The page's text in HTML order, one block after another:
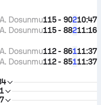
10:47
2
115 - 90
A. Dosunmu
11:16
2
115 - 88
A. Dosunmu
11:37
1
112 - 86
A. Dosunmu
11:37
1
112 - 85
A. Dosunmu